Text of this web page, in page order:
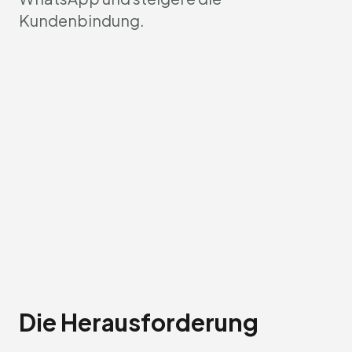
Kundenbindung.
Die Herausforderung